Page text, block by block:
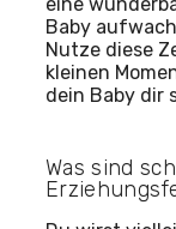
Baby
Nutze diese
kleinen
dein Baby dir
Was sind